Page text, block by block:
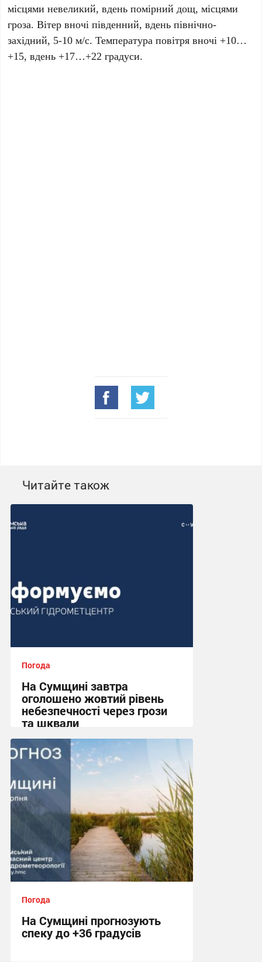
місцями невеликий, вдень помірний дощ, місцями
гроза. Вітер вночі південний, вдень північно-
західний, 5-10 м/с. Температура повітря вночі +10…
+15, вдень +17…+22 градуси.
Читайте також
Погода
На Сумщині завтра
оголошено жовтий рівень
небезпечності через грози
та шквали
17:37, 6.08.2026
Погода
На Сумщині прогнозують
спеку до +36 градусів